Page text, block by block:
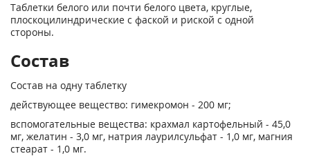
Таблетки белого или почти белого цвета, круглые,
плоскоцилиндрические с фаской и риской с одной
стороны.
Состав
Состав на одну таблетку
действующее вещество: гимекромон - 200 мг;
вспомогательные вещества: крахмал картофельный - 45,0
мг, желатин - 3,0 мг, натрия лаурилсульфат - 1,0 мг, магния
стеарат - 1,0 мг.